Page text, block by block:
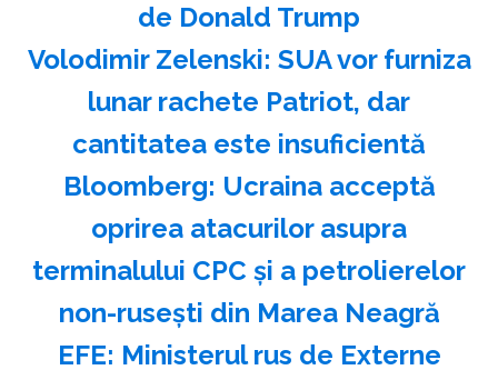
de Donald Trump
Volodimir Zelenski: SUA vor furniza
lunar rachete Patriot, dar
cantitatea este insuficientă
Bloomberg: Ucraina acceptă
oprirea atacurilor asupra
terminalului CPC şi a petrolierelor
non-ruseşti din Marea Neagră
EFE: Ministerul rus de Externe